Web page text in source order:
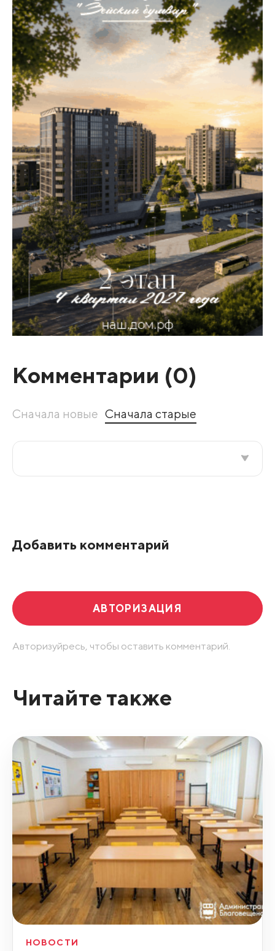
Комментарии (0)
Сначала новые Сначала старые
Добавить комментарий
АВТОРИЗАЦИЯ
Авторизуйресь, чтобы оставить комментарий.
Читайте также
НОВОСТИ